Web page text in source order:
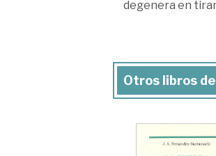
degenera en
Otros libros